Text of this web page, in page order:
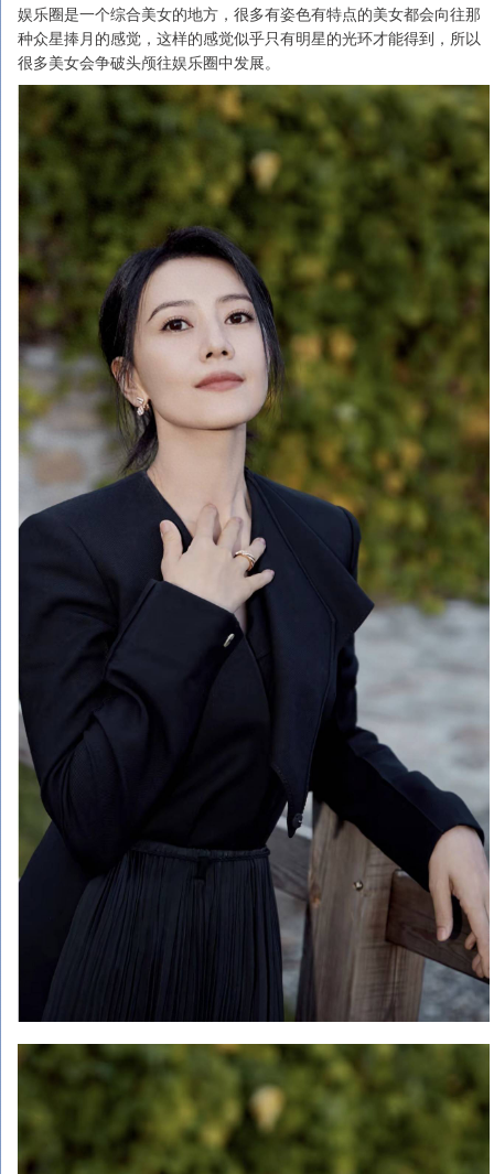
娱乐圈是一个综合美女的地方，很多有姿色有特点的美女都会向往那
种众星捧月的感觉，这样的感觉似乎只有明星的光环才能得到，所以
很多美女会争破头颅往娱乐圈中发展。